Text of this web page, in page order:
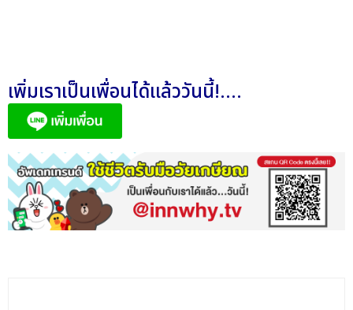
เพิ่มเราเป็นเพื่อนได้แล้ววันนี้!....